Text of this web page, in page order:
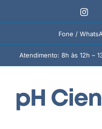
conteúdo
Fone /
Atendimento: 8h às 12h –